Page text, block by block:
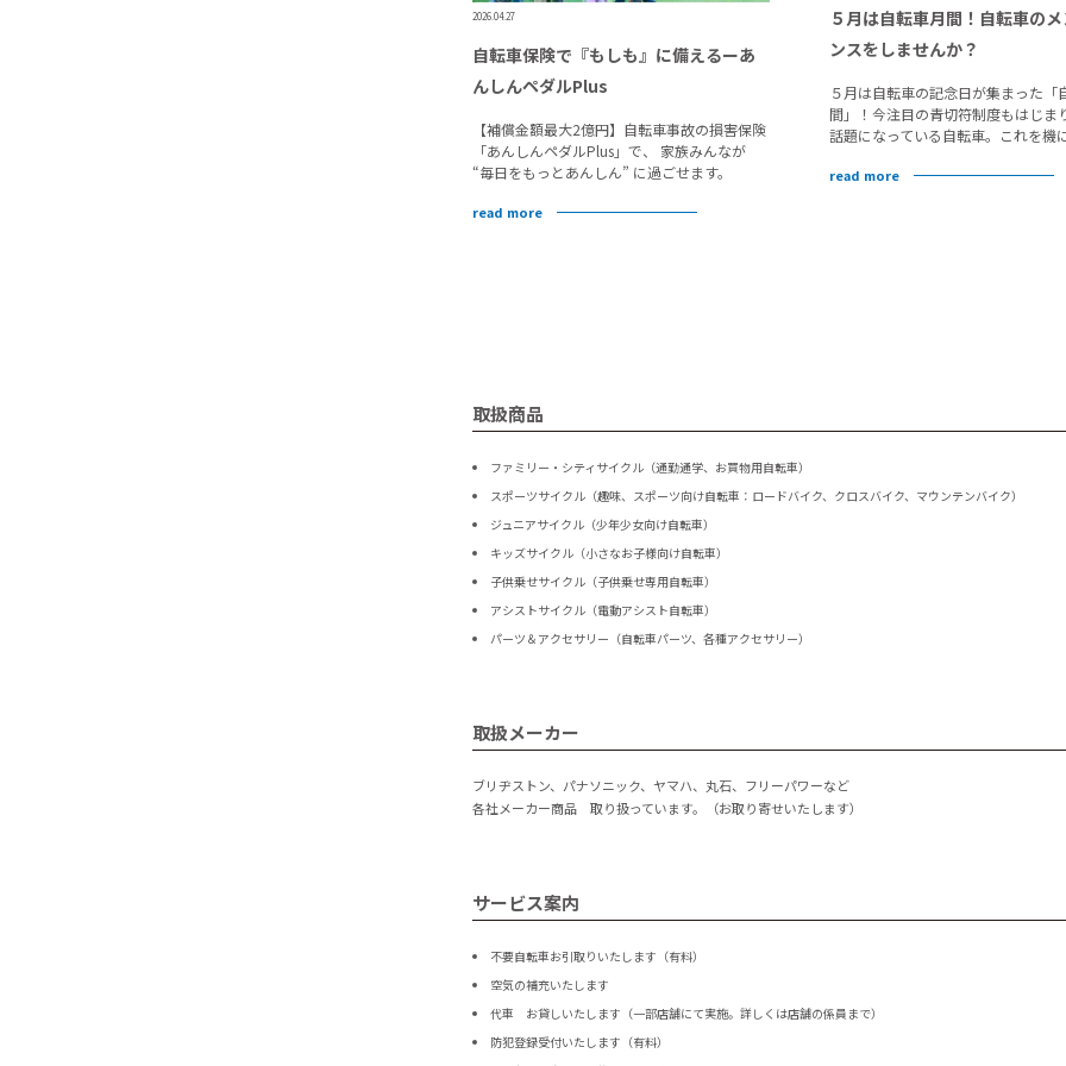
５月は自転車月間！自転車の
ンスをしませんか？
５月は自転車の記念日が集まった「
間」！今注目の青切符制度もはじま
話題になっている自転車。これを機
read more
2026.04.27
自転車保険で『もしも』に備えるーあ
んしんペダルPlus
【補償金額最大2億円】自転車事故の損害保険
「あんしんペダルPlus」で、 家族みんなが
“毎日をもっとあんしん” に過ごせます。
read more
取扱商品
ファミリー・シティサイクル（通勤通学、お買物用自転車）
スポーツサイクル（趣味、スポーツ向け自転車：ロードバイク、クロスバイク、マウンテンバイク）
ジュニアサイクル（少年少女向け自転車）
キッズサイクル（小さなお子様向け自転車）
子供乗せサイクル（子供乗せ専用自転車）
アシストサイクル（電動アシスト自転車）
パーツ＆アクセサリー（自転車パーツ、各種アクセサリー）
取扱メーカー
ブリヂストン、パナソニック、ヤマハ、丸石、フリーパワーなど
各社メーカー商品 取り扱っています。（お取り寄せいたします）
サービス案内
不要自転車お引取りいたします（有料）
空気の補充いたします
代車 お貸しいたします（一部店舗にて実施。詳しくは店舗の係員まで）
防犯登録受付いたします（有料）